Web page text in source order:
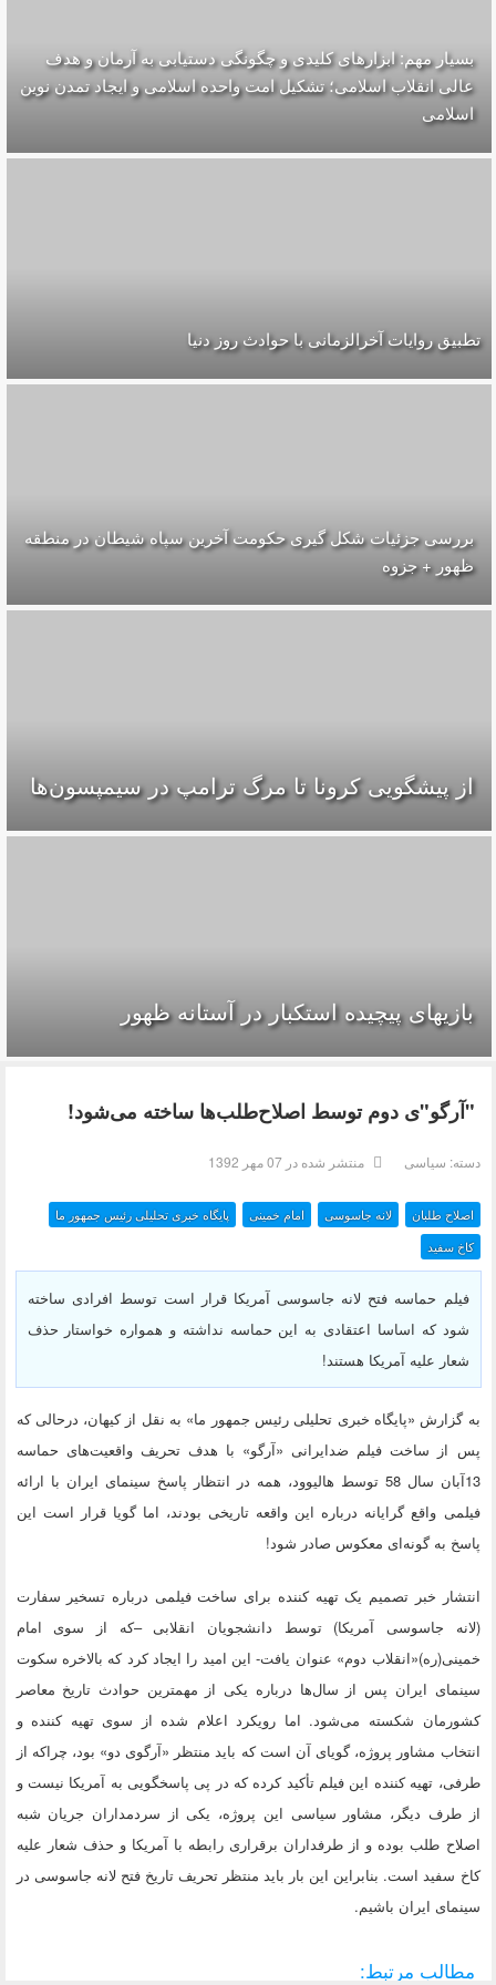
بسیار مهم: ابزارهای کلیدی و چگونگی دستیابی به آرمان و هدف
عالی انقلاب اسلامی؛ تشکیل امت واحده‌ اسلامی و ایجاد تمدن نوین
اسلامی
تطبیق روایات آخرالزمانی با حوادث روز دنیا
بررسی جزئیات شکل گیری حکومت آخرین سپاه شیطان در منطقه
ظهور + جزوه
از پیشگویی کرونا تا مرگ ترامپ در سیمپسون‌ها
بازیهای پیچیده استکبار در آستانه ظهور
"آرگو"ی دوم توسط اصلاح‌طلب‌ها ساخته می‌شود!
دسته: سیاسی منتشر شده در 07 مهر 1392
اصلاح طلبان لانه جاسوسی امام خمینی
پایگاه خبری تحلیلی رئیس جمهور ما
کاخ سفید
فیلم حماسه فتح لانه جاسوسی آمریکا قرار است توسط افرادی ساخته
شود که اساسا اعتقادی به این حماسه نداشته و همواره خواستار حذف
شعار علیه آمریکا هستند!
به گزارش «پایگاه خبری تحلیلی رئیس جمهور ما» به نقل از کیهان، درحالی که
پس از ساخت فیلم ضدایرانی «آرگو» با هدف تحریف واقعیت‌های حماسه
13آبان سال 58 توسط هالیوود، همه در انتظار پاسخ سینمای ایران با ارائه
فیلمی واقع گرایانه درباره این واقعه تاریخی بودند، اما گویا قرار است این
پاسخ به گونه‌ای معکوس صادر شود!
انتشار خبر تصمیم یک تهیه کننده برای ساخت فیلمی درباره تسخیر سفارت
(لانه جاسوسی آمریکا) توسط دانشجویان انقلابی –که از سوی امام
خمینی(ره)«انقلاب دوم» عنوان یافت- این امید را ایجاد کرد که بالاخره سکوت
سینمای ایران پس از سال‌ها درباره یکی از مهمترین حوادث تاریخ معاصر
کشورمان شکسته می‌شود. اما رویکرد اعلام شده از سوی تهیه کننده و
انتخاب مشاور پروژه، گویای آن است که باید منتظر «آرگوی دو» بود، چراکه از
طرفی، تهیه کننده این فیلم تأکید کرده که در پی پاسخگویی به آمریکا نیست و
از طرف دیگر، مشاور سیاسی این پروژه، یکی از سردمداران جریان شبه
اصلاح طلب بوده و از طرفداران برقراری رابطه با آمریکا و حذف شعار علیه
کاخ سفید است. بنابراین این بار باید منتظر تحریف تاریخ فتح لانه جاسوسی در
سینمای ایران باشیم.
مطالب مرتبط: